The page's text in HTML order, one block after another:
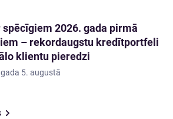
2026. gada pirmā
– rekordaugstu kredītportfeli
klientu pieredzi
5. augustā